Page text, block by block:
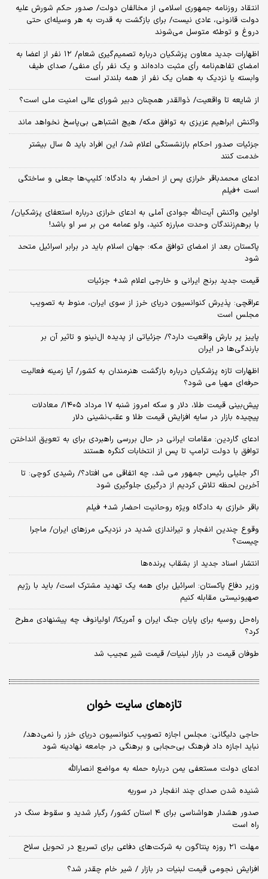
انتقاد روزنامه جمهوری اسلامی از مخالفان دولت/ صدور حکم شورش علیه
دولت قانونی، عادی نیست/ برای بازگشت به قدرت به هر وسیله‌ای حتی
دروغ و توطئه متوسل می‌شوند
اظهارات جدید معاون پزشکیان درباره تصمیم‌گیری شعام/ ۱۲ نفر از اعضا به
امضای تفاهم‌نامه رأی مثبت داده‌اند و یک نفر رأی منفی/ صدای طیف
وابسته یا نزدیک به همان یک نفر از همه بلندتر است
از شایعه تا واقعیت/ ذوالقدر همچنان دبیر شورای ‌عالی امنیت ملی است؟
واکنش ابراهیم عزیزی به توافق مکه/ هیچ اشتباهی بی‌پاسخ نخواهد ماند
جزئیات صدور احکام بازنشستگی اعلام شد/ این افراد باید ۵ سال بیشتر
خدمت کنند
ادعای محمدباقر خرازی پس از احضار به دادگاه؛ کلیپ‌ها جعلی و ساختگی
است +فیلم
اولین واکنش آیت‌الله جوادی آملی به ادعای خرازی درباره استعفای پزشکیان/
با برهم‌زنندگان وحدت مبارزه کنید، ولو عمامه من بر سر او باشد!
پاکستان بعد از امضای توافق مکه: جهان اسلام باید در برابر اسرائیل متحد
شود
قیمت جدید برنج ایرانی و خارجی اعلام شد+ جزئیات
عراقچی: پذیرش کنوانسیون دریای خرز از سوی ایران، منوط به تصویب
مجلس است
پاییز پر بارش واقعیت دارد؟/ جزئیاتی از پدیده ال‌نینو و تاثیر آن بر
بارندگی‌ها در ایران
اظهارات تازه پزشکیان درباره بازگشت هنرمندان به کشور/ آیا زمینه فعالیت
حرفه‌ای مهیا می شود؟
پیش‌بینی قیمت طلا، دلار و سکه امروز شنبه ۱۷ مرداد ۱۴۰۵/ معادلات
پیچیده بازار در سایه افزایش قیمت طلا و عقب‌نشینی دلار
ادعای گاردین: مقامات ایرانی در حال بررسی راهبردی برای به تعویق انداختن
توافق با دولت ترامپ تا پس از انتخابات کنگره هستند
اگر جلیلی رئیس جمهور می شد، چه اتفاقی می افتاد؟/ رشیدی کوچی: تا
آخرین لحظه تلاش کردیم از درگیری جلوگیری شود
باقر خرازی به دادگاه ویژه روحانیت احضار شد+ فیلم
وقوع چندین انفجار و تیراندازی شدید در نزدیکی مرز‌های ایران/ ماجرا
چیست؟
انتشار اسناد جدید از بشقاب پرنده‌ها
وزیر دفاع پاکستان: اسرائیل برای همه یک تهدید مشترک است/ باید با رژیم
صهیونیستی مقابله کنیم
راه‌حل روسیه برای پایان جنگ ایران و آمریکا/ اولیانوف چه پیشنهادی مطرح
کرد؟
طوفان قیمت در بازار لبنیات/ قیمت شیر عجیب شد
تازه‌های سایت خوان
حاجی دلیگانی: مجلس اجازه تصویب کنوانسیون دریای خزر را نمی‌دهد/
نباید اجازه داد فرهنگ بی‌حجابی و برهنگی در جامعه نهادینه شود
ادعای دولت مستعفی یمن درباره حمله به مواضع انصارالله
شنیده شدن صدای چند انفجار در سوریه
صدور هشدار هواشناسی برای ۴ استان کشور/ رگبار شدید و سقوط سنگ در
راه است
مهلت ۲۱ روزه پنتاگون به شرکت‌های دفاعی برای تسریع در تحویل سلاح
افزایش نجومی قیمت لبنیات در بازار / شیر خام چقدر شد؟